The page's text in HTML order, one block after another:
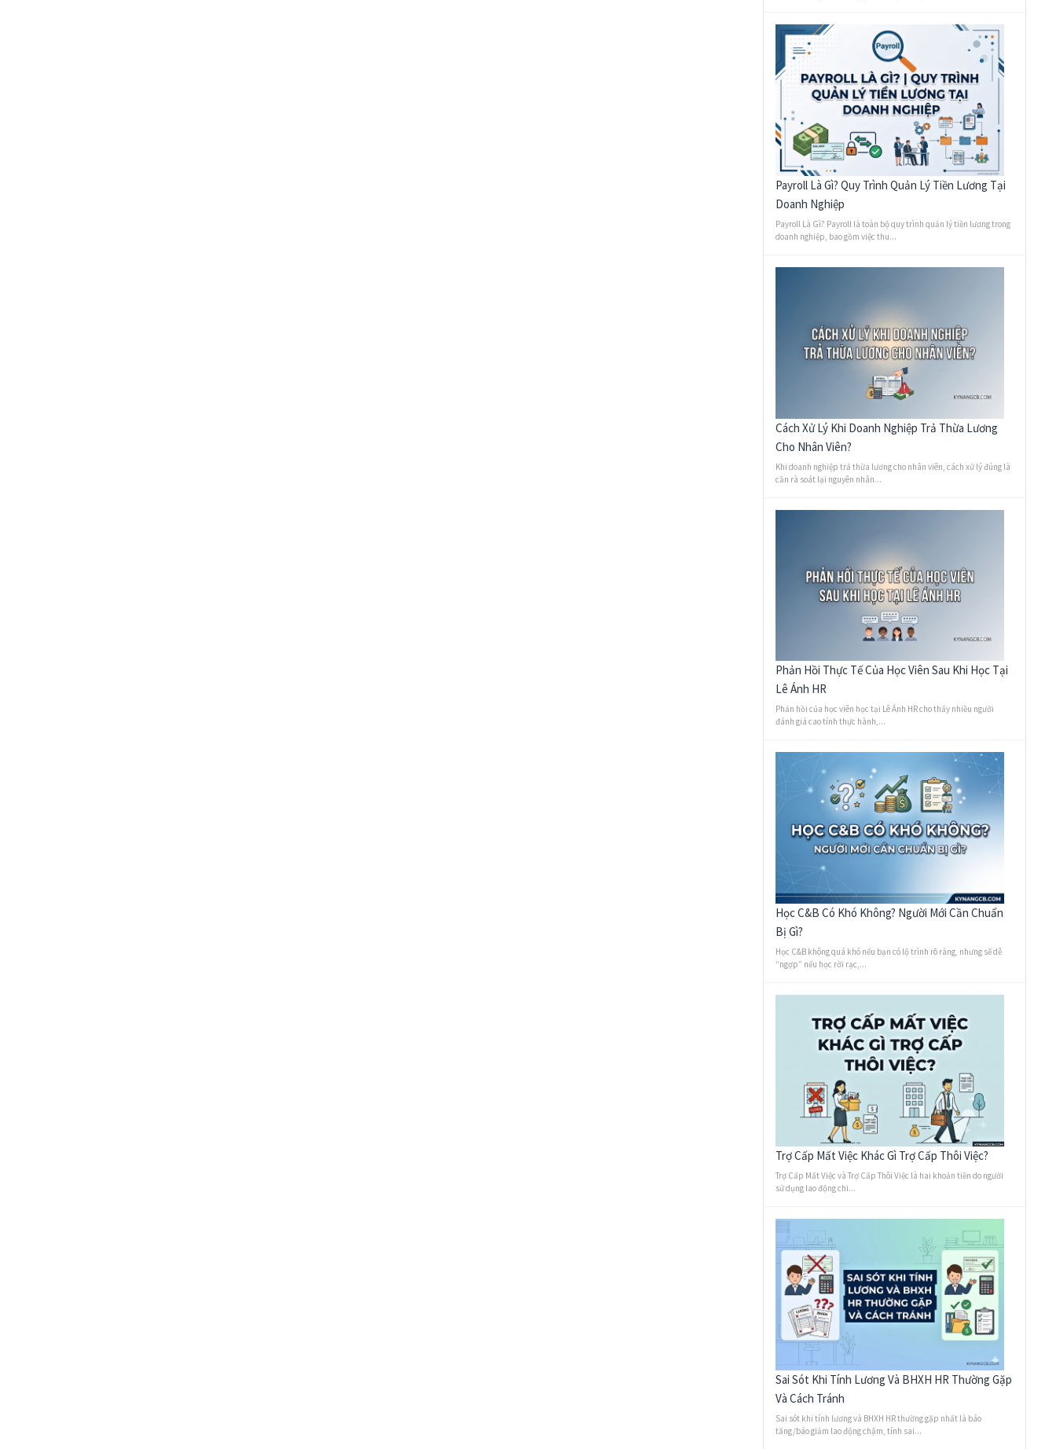
Payroll Là Gì? Quy Trình Quản Lý Tiền Lương Tại
Doanh Nghiệp
Payroll Là Gì? Payroll là toàn bộ quy trình quản lý tiền lương trong
doanh nghiệp, bao gồm việc thu...
Cách Xử Lý Khi Doanh Nghiệp Trả Thừa Lương
Cho Nhân Viên?
Khi doanh nghiệp trả thừa lương cho nhân viên, cách xử lý đúng là
cần rà soát lại nguyên nhân...
Phản Hồi Thực Tế Của Học Viên Sau Khi Học Tại
Lê Ánh HR
Phản hồi của học viên học tại Lê Ánh HR cho thấy nhiều người
đánh giá cao tính thực hành,...
Học C&B Có Khó Không? Người Mới Cần Chuẩn
Bị Gì?
Học C&B không quá khó nếu bạn có lộ trình rõ ràng, nhưng sẽ dễ
“ngợp” nếu học rời rạc,...
Trợ Cấp Mất Việc Khác Gì Trợ Cấp Thôi Việc?
Trợ Cấp Mất Việc và Trợ Cấp Thôi Việc là hai khoản tiền do người
sử dụng lao động chi...
Sai Sót Khi Tính Lương Và BHXH HR Thường Gặp
Và Cách Tránh
Sai sót khi tính lương và BHXH HR thường gặp nhất là báo
tăng/báo giảm lao động chậm, tính sai...